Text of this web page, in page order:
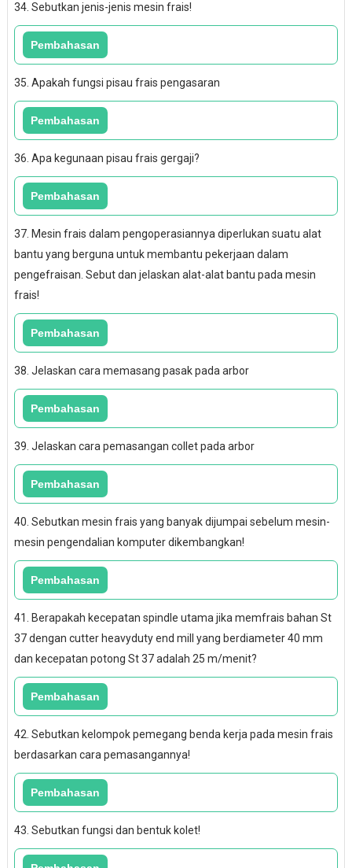
34. Sebutkan jenis-jenis mesin frais!
35. Apakah fungsi pisau frais pengasaran
36. Apa kegunaan pisau frais gergaji?
37. Mesin frais dalam pengoperasiannya diperlukan suatu alat
bantu yang berguna untuk membantu pekerjaan dalam
pengefraisan. Sebut dan jelaskan alat-alat bantu pada mesin
frais!
38. Jelaskan cara memasang pasak pada arbor
39. Jelaskan cara pemasangan collet pada arbor
40. Sebutkan mesin frais yang banyak dijumpai sebelum mesin-
mesin pengendalian komputer dikembangkan!
41. Berapakah kecepatan spindle utama jika memfrais bahan St
37 dengan cutter heavyduty end mill yang berdiameter 40 mm
dan kecepatan potong St 37 adalah 25 m/menit?
42. Sebutkan kelompok pemegang benda kerja pada mesin frais
berdasarkan cara pemasangannya!
43. Sebutkan fungsi dan bentuk kolet!